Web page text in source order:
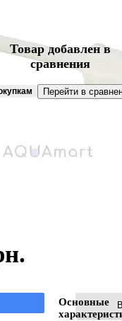
Основные
Товар добавлен в
сравнения
Перейти в